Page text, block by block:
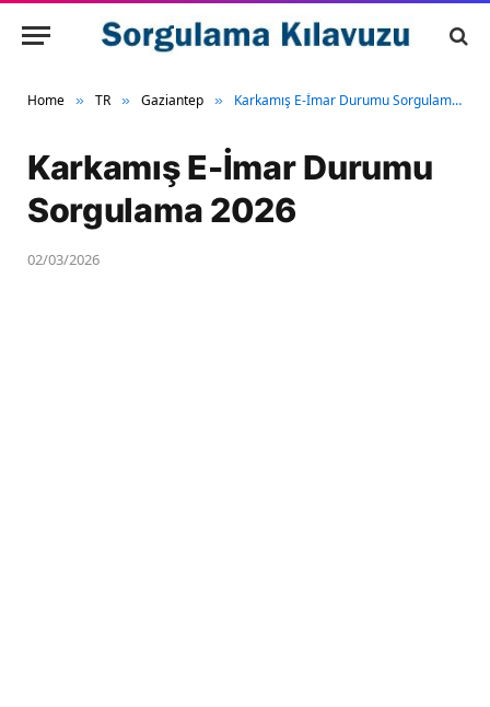
Home » TR » Gaziantep » Karkamış E-İmar Durumu Sorgulama 2026
Karkamış E-İmar Durumu
Sorgulama 2026
02/03/2026